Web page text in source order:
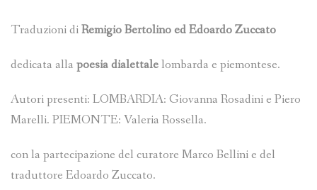
Traduzioni diRemigio Bertolino ed Edoardo Zuccato
dedicata alla poesia dialettalelombarda e piemontese.
Autori presenti: LOMBARDIA: Giovanna Rosadini e Piero
Marelli. PIEMONTE: Valeria Rossella.
con la partecipazione del curatore Marco Bellini e del
traduttore Edoardo Zuccato.